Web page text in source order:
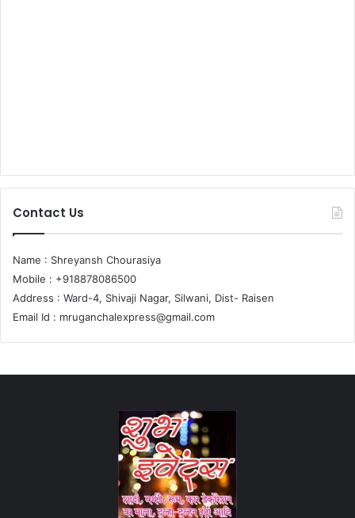
Contact Us
Name : Shreyansh Chourasiya
Mobile : +918878086500
Address : Ward-4, Shivaji Nagar, Silwani, Dist- Raisen
Email Id : mruganchalexpress@gmail.com